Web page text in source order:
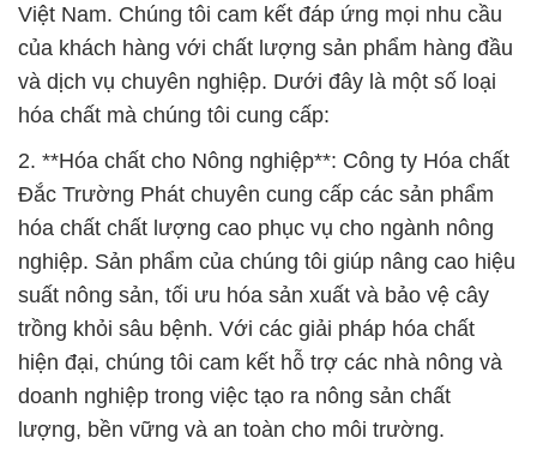
Việt Nam. Chúng tôi cam kết đáp ứng mọi nhu cầu
của khách hàng với chất lượng sản phẩm hàng đầu
và dịch vụ chuyên nghiệp. Dưới đây là một số loại
hóa chất mà chúng tôi cung cấp:
2. **Hóa chất cho Nông nghiệp**: Công ty Hóa chất
Đắc Trường Phát chuyên cung cấp các sản phẩm
hóa chất chất lượng cao phục vụ cho ngành nông
nghiệp. Sản phẩm của chúng tôi giúp nâng cao hiệu
suất nông sản, tối ưu hóa sản xuất và bảo vệ cây
trồng khỏi sâu bệnh. Với các giải pháp hóa chất
hiện đại, chúng tôi cam kết hỗ trợ các nhà nông và
doanh nghiệp trong việc tạo ra nông sản chất
lượng, bền vững và an toàn cho môi trường.